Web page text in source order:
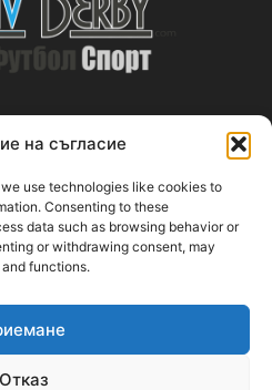
на съгласие
use technologies like cookies to
Consenting to these
data such as browsing behavior or
or withdrawing consent, may
functions.
Отказ
US
пловдивска изцяло футболна
US